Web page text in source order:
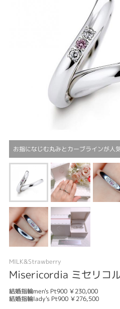
お指になじむ丸みとカーブラインが人
MILK&Strawberry
Misericordia ミセリコ
結婚指輪men's Pt900 ￥230,000
結婚指輪lady's Pt900 ￥276,500